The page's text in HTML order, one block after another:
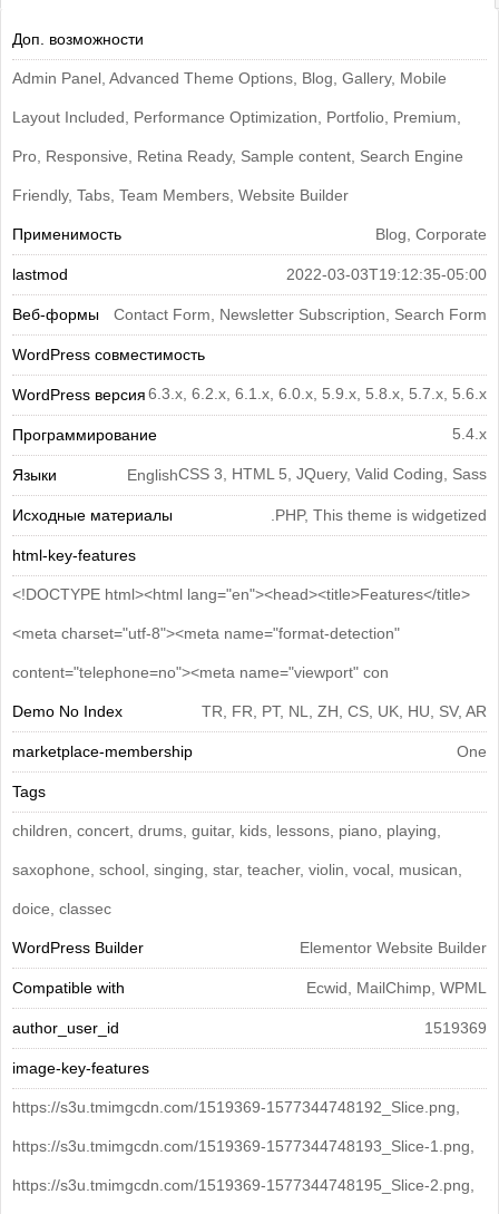
Доп. возможности
Admin Panel, Advanced Theme Options, Blog, Gallery, Mobile
Layout Included, Performance Optimization, Portfolio, Premium,
Pro, Responsive, Retina Ready, Sample content, Search Engine
Friendly, Tabs, Team Members, Website Builder
Применимость Blog, Corporate
lastmod 2022-03-03T19:12:35-05:00
Веб-формы Contact Form, Newsletter Subscription, Search Form
WordPress совместимость
6.3.x, 6.2.x, 6.1.x, 6.0.x, 5.9.x, 5.8.x, 5.7.x, 5.6.x
WordPress версия
5.4.x
Программирование
CSS 3, HTML 5, JQuery, Valid Coding, Sass
Языки English
Исходные материалы .PHP, This theme is widgetized
html-key-features
<!DOCTYPE html><html lang="en"><head><title>Features</title>
<meta charset="utf-8"><meta name="format-detection"
content="telephone=no"><meta name="viewport" con
Demo No Index TR, FR, PT, NL, ZH, CS, UK, HU, SV, AR
marketplace-membership One
Tags
children, concert, drums, guitar, kids, lessons, piano, playing,
saxophone, school, singing, star, teacher, violin, vocal, musican,
doice, classec
WordPress Builder Elementor Website Builder
Compatible with Ecwid, MailChimp, WPML
author_user_id 1519369
image-key-features
https://s3u.tmimgcdn.com/1519369-1577344748192_Slice.png,
https://s3u.tmimgcdn.com/1519369-1577344748193_Slice-1.png,
https://s3u.tmimgcdn.com/1519369-1577344748195_Slice-2.png,